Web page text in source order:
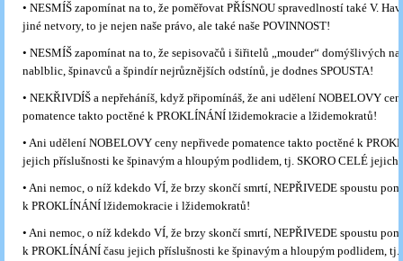
• NESMÍŠ zapomínat na to, že poměřovat PŘÍSNOU spravedlností také V.
jiné netvory, to je nejen naše právo, ale také naše POVINNOST!
• NESMÍŠ zapomínat na to, že sepisovačů i šiřitelů „mouder“ domýšlivých
nablblic, špinavců a špindír nejrůznějších odstínů, je dodnes SPOUSTA!
• NEKŘIVDÍŠ a nepřeháníš, když připomínáš, že ani udělení NOBELOVY
pomatence takto poctěné k PROKLÍNÁNÍ lžidemokracie a lžidemokratů!
• Ani udělení NOBELOVY ceny nepřivede pomatence takto poctěné k
jejich příslušnosti ke špinavým a hloupým podlidem, tj. SKORO CELÉ
• Ani nemoc, o níž kdekdo VÍ, že brzy skončí smrtí, NEPŘIVEDE spoustu
k PROKLÍNÁNÍ lžidemokracie i lžidemokratů!
• Ani nemoc, o níž kdekdo VÍ, že brzy skončí smrtí, NEPŘIVEDE spoustu
k PROKLÍNÁNÍ času jejich příslušnosti ke špinavým a hloupým podlidem, tj.